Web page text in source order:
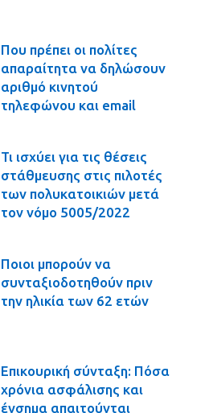
Που πρέπει οι πολίτες
απαραίτητα να δηλώσουν
αριθμό κινητού
τηλεφώνου και email
Τι ισχύει για τις θέσεις
στάθμευσης στις πιλοτές
των πολυκατοικιών μετά
τον νόμο 5005/2022
Ποιοι μπορούν να
συνταξιοδοτηθούν πριν
την ηλικία των 62 ετών
Επικουρική σύνταξη: Πόσα
χρόνια ασφάλισης και
ένσημα απαιτούνται